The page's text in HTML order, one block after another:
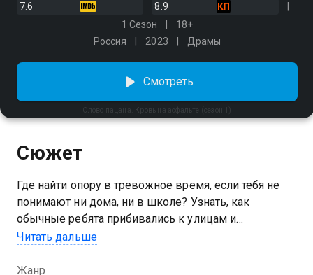
7.6
8.9
1 Сезон
18+
Россия
2023 Драмы
Слово пацана. Кровь на асфальте (сезон 1)
Смотреть
Сюжет
Где найти опору в тревожное время, если тебя не
понимают ни дома, ни в школе? Узнать, как
обычные ребята прибивались к улицам и
погружались в мир насилия, и смотреть 1 сезон
онлайн. Школьник Андрей (первая главная роль
Читать дальше
Жанр